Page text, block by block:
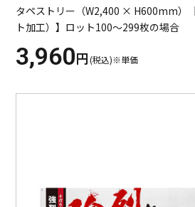
タペストリー（W2,400 × H600mm）
ト加工）】ロット100～299枚の場合
3,960円(税込)※単価